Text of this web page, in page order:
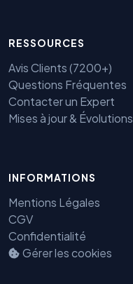
RESSOURCES
Avis Clients (7200+)
Questions Fréquentes
Contacter un Expert
Mises à jour & Évolutions
INFORMATIONS
Mentions Légales
CGV
Confidentialité
Gérer les cookies